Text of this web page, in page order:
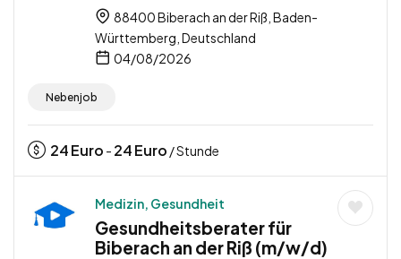
88400 Biberach an der Riß, Baden-
Württemberg, Deutschland
04/08/2026
Nebenjob
24Euro - 24Euro / Stunde
Medizin, Gesundheit
Gesundheitsberater für
Biberach an der Riß (m/w/d)